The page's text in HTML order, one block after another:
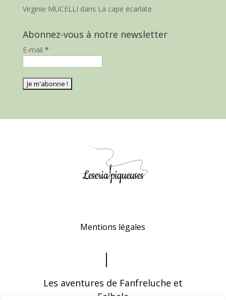
Virginie MUCELLI dans La cape écarlate
Abonnez-vous à notre newsletter
E-mail *
Mentions légales
Les aventures de Fanfreluche et
Falbala